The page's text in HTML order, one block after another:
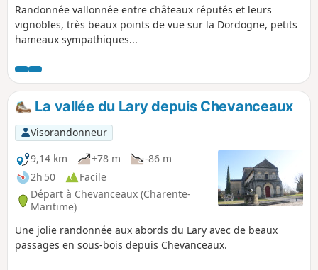
Randonnée vallonnée entre châteaux réputés et leurs
vignobles, très beaux points de vue sur la Dordogne, petits
hameaux sympathiques...
La vallée du Lary depuis Chevanceaux
Visorandonneur
9,14 km
+78 m
-86 m
2h 50
Facile
Départ à Chevanceaux (Charente-
Maritime)
Une jolie randonnée aux abords du Lary avec de beaux
passages en sous-bois depuis Chevanceaux.